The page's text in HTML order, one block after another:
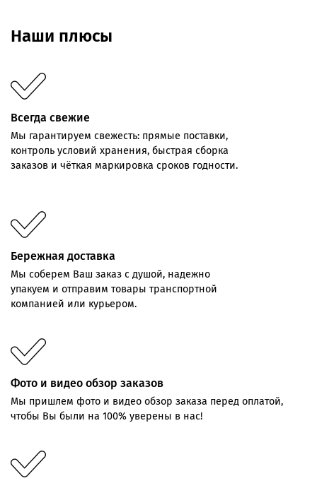
Наши плюсы
Всегда свежие
Мы гарантируем свежесть: прямые поставки,
контроль условий хранения, быстрая сборка
заказов и чёткая маркировка сроков годности.
Бережная доставка
Мы соберем Ваш заказ с душой, надежно
упакуем и отправим товары транспортной
компанией или курьером.
Фото и видео обзор заказов
Мы пришлем фото и видео обзор заказа перед оплатой,
чтобы Вы были на 100% уверены в нас!